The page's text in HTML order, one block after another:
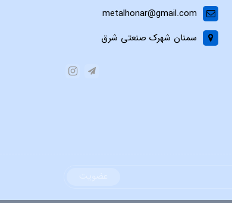
metalhonar@gmail.com
سمنان شهرک صنعتی شرق